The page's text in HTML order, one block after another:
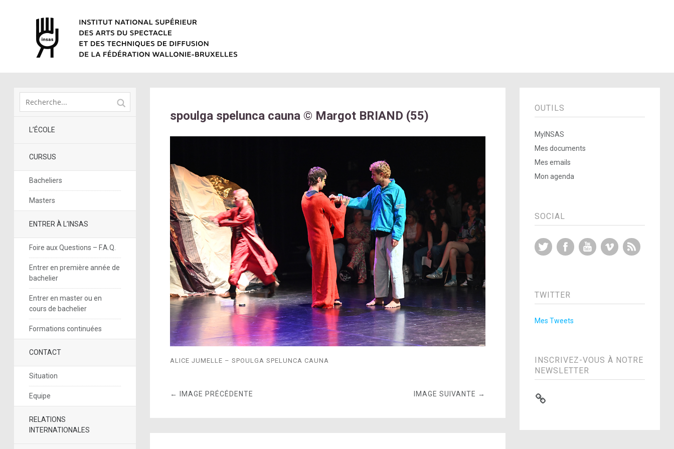
L’ÉCOLE
CURSUS
Bacheliers
Masters
ENTRER À L’INSAS
Foire aux Questions – F.A.Q.
Entrer en première année de
bachelier
Entrer en master ou en
cours de bachelier
Formations continuées
CONTACT
Situation
Equipe
RELATIONS
INTERNATIONALES
spoulga spelunca cauna © Margot BRIAND (55)
ALICE JUMELLE – SPOULGA SPELUNCA CAUNA
← IMAGE PRÉCÉDENTE IMAGE SUIVANTE →
OUTILS
MyINSAS
Mes documents
Mes emails
Mon agenda
SOCIAL
Twitter FacebookYouTubeVimeo
TWITTER
Mes Tweets
INSCRIVEZ-VOUS À NOTRE
NEWSLETTER